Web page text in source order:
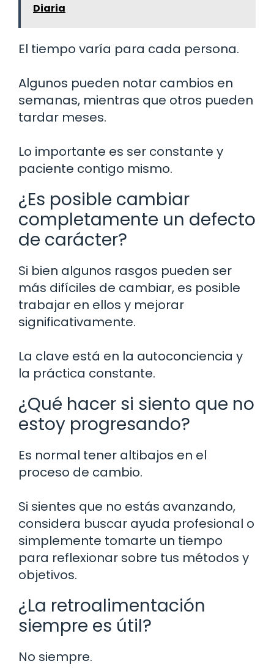
Diaria
El tiempo varía para cada persona.
Algunos pueden notar cambios en
semanas, mientras que otros pueden
tardar meses.
Lo importante es ser constante y
paciente contigo mismo.
¿Es posible cambiar
completamente un defecto
de carácter?
Si bien algunos rasgos pueden ser
más difíciles de cambiar, es posible
trabajar en ellos y mejorar
significativamente.
La clave está en la autoconciencia y
la práctica constante.
¿Qué hacer si siento que no
estoy progresando?
Es normal tener altibajos en el
proceso de cambio.
Si sientes que no estás avanzando,
considera buscar ayuda profesional o
simplemente tomarte un tiempo
para reflexionar sobre tus métodos y
objetivos.
¿La retroalimentación
siempre es útil?
No siempre.